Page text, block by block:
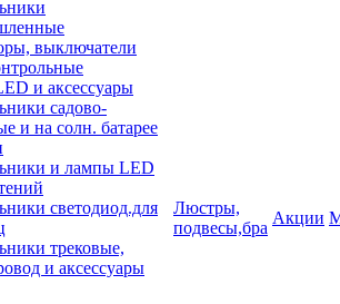
выключатели
и аксессуары
садово-
и на солн. батарее
и лампы LED
светодиод.для
трековые,
и аксессуары
Люстры,
подвесы,бра
Акции